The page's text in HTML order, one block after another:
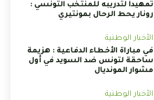
تمهيداً لتدريبه للمنتخب التونسي :
رونار يحط الرحال بمونتيري
الأخبار الوطنية
في مباراة الأخطاء الدفاعية : هزيمة
ساحقة لتونس ضد السويد في أول
مشوار المونديال
الأخبار الوطنية